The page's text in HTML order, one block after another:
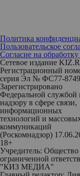
Политика
Пользовательское
Согласие на
Сетевое издание
Регистрационный
серия Эл № ФС77-
Зарегистрировано
Федеральной службой
надзору в сфере связи,
информационных
технологий и
коммуникаций
(Роскомнадзор)
18+
Учредитель: Общество
ограниченной
"КИЗ МЕДИА"